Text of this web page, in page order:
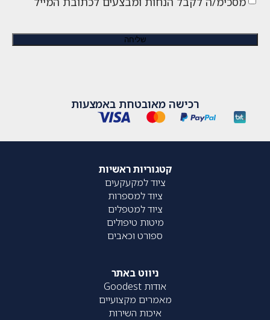
רכישה מאובטחת באמצעות
קטגוריות ראשיות
ציוד למקעקעים
ציוד למספרות
ציוד למטפלים
מיטות טיפולים
ספורט וכאבים
ניווט באתר
אודות Goodest
מאמרים מקצועיים
איכות השירות